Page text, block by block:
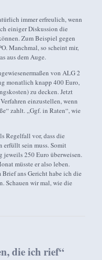
immer erfreulich, wenn
einiger Diskussion die
Zum Beispiel gegen
Manchmal, so scheint mir,
aus dem Auge.
von ALG 2
monatlich knapp 400 Euro,
zu decken. Jetzt
einzustellen, wenn
zahlt. „Ggf. in Raten“, wie
Regelfall vor, dass die
erfüllt sein muss. Somit
jeweils 250 Euro überweisen.
müsste er also leben.
ans Gericht habe ich die
Schauen wir mal, wie die
die ich rief“